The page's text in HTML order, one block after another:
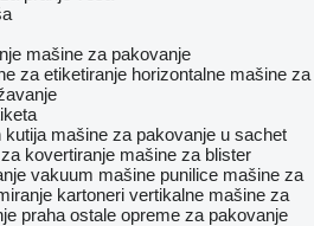
mašine za pakovanje
za etiketiranje horizontalne mašine za
kutija mašine za pakovanje u sachet
kovertiranje mašine za blister
vakuum mašine punilice mašine za
kartoneri vertikalne mašine za
praha ostale opreme za pakovanje